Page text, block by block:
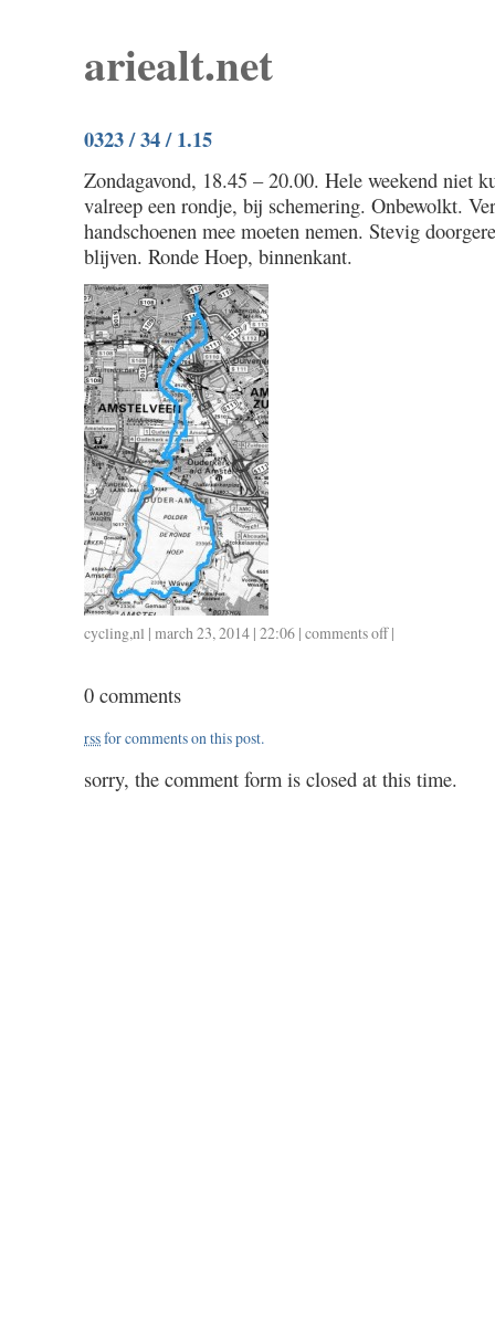
ariealt.net
0323 / 34 / 1.15
Zondagavond, 18.45 – 20.00. Hele weekend niet
valreep een rondje, bij schemering. Onbewolkt.
handschoenen mee moeten nemen. Stevig
blijven. Ronde Hoep, binnenkant.
cycling,nl | march 23, 2014 | 22:06 | comments offon
|
0 comments
rssfor comments on this post.
sorry, the comment form is closed at this time.